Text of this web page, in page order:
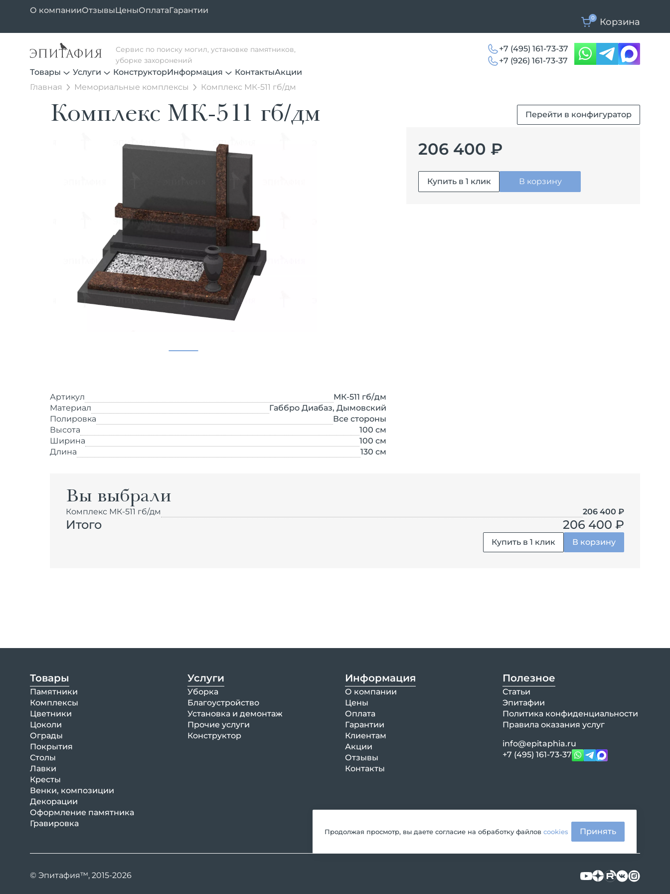
О компанииОтзывыЦеныОплатаГарантии
0 Корзина
Сервис по поиску могил, установке памятников,
уборке захоронений
+7 (495) 161-73-37
+7 (926) 161-73-37
Товары
Услуги КонструкторИнформация КонтактыАкции
Главная
Мемориальные комплексы Комплекс МК-511 гб/дм
Комплекс МК-511 гб/дм Перейти в конфигуратор
Артикул
МК-511 гб/дм
Материал
Габбро Диабаз, Дымовский
Полировка
Все стороны
Высота
100 см
Ширина
100 см
Длина
130 см
206 400 ₽
Купить в 1 клик В корзину
Вы выбрали
Комплекс МК-511 гб/дм 206 400 ₽
Итого 206 400 ₽
Купить в 1 клик В корзину
Товары
Памятники
Комплексы
Цветники
Цоколи
Ограды
Покрытия
Столы
Лавки
Кресты
Венки, композиции
Декорации
Оформление памятника
Гравировка
Услуги
Уборка
Благоустройство
Установка и демонтаж
Прочие услуги
Конструктор
Информация
О компании
Цены
Оплата
Гарантии
Клиентам
Акции
Отзывы
Контакты
Полезное
Статьи
Эпитафии
Политика конфиденциальности
Правила оказания услуг
info@epitaphia.ru
+7 (495) 161-73-37
© Эпитафия™, 2015-2026
Продолжая просмотр, вы даете согласие на обработку файлов cookies Принять